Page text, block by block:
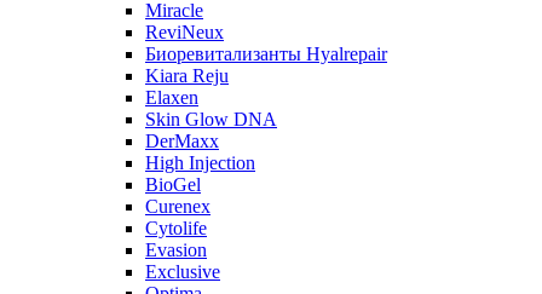
Miracle
ReviNeux
Биоревитализанты Hyalrepair
Kiara Reju
Elaxen
Skin Glow DNA
DerMaxx
High Injection
BioGel
Curenex
Cytolife
Evasion
Exclusive